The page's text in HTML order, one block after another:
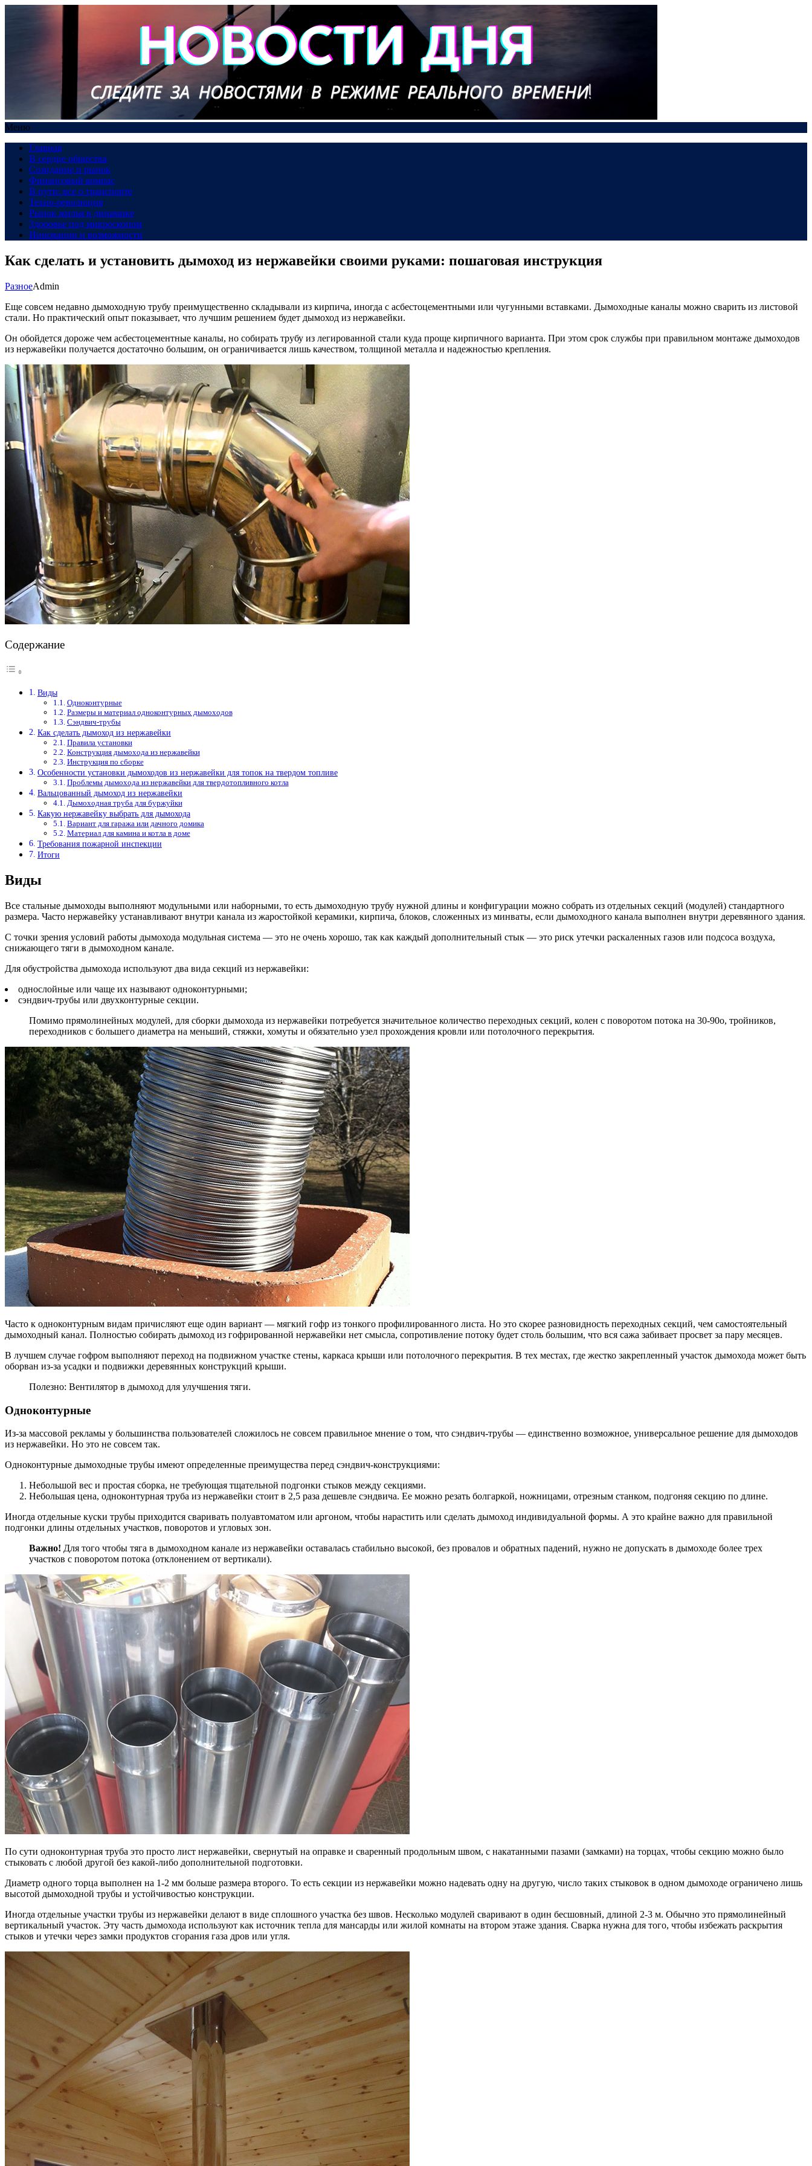
Меню
Главная
В сердце общества
Созидание и рынок
Финансовый компас
В пути: все о транспорте
Техно-революция
Рынок жилья в динамике
Здоровье под микроскопом
Инновации и возможности
Как сделать и установить дымоход из нержавейки своими руками: пошаговая инструкция
РазноеAdmin
Еще совсем недавно дымоходную трубу преимущественно складывали из кирпича, иногда с асбестоцементными или чугунными вставками. Дымоходные каналы можно сварить из листовой
стали. Но практический опыт показывает, что лучшим решением будет дымоход из нержавейки.
Он обойдется дороже чем асбестоцементные каналы, но собирать трубу из легированной стали куда проще кирпичного варианта. При этом срок службы при правильном монтаже дымоходов
из нержавейки получается достаточно большим, он ограничивается лишь качеством, толщиной металла и надежностью крепления.
Содержание
Виды
Одноконтурные
Размеры и материал одноконтурных дымоходов
Сэндвич-трубы
Как сделать дымоход из нержавейки
Правила установки
Конструкция дымохода из нержавейки
Инструкция по сборке
Особенности установки дымоходов из нержавейки для топок на твердом топливе
Проблемы дымохода из нержавейки для твердотопливного котла
Вальцованный дымоход из нержавейки
Дымоходная труба для буржуйки
Какую нержавейку выбрать для дымохода
Вариант для гаража или дачного домика
Материал для камина и котла в доме
Требования пожарной инспекции
Итоги
Виды
Все стальные дымоходы выполняют модульными или наборными, то есть дымоходную трубу нужной длины и конфигурации можно собрать из отдельных секций (модулей) стандартного
размера. Часто нержавейку устанавливают внутри канала из жаростойкой керамики, кирпича, блоков, сложенных из минваты, если дымоходного канала выполнен внутри деревянного здания.
С точки зрения условий работы дымохода модульная система — это не очень хорошо, так как каждый дополнительный стык — это риск утечки раскаленных газов или подсоса воздуха,
снижающего тяги в дымоходном канале.
Для обустройства дымохода используют два вида секций из нержавейки:
однослойные или чаще их называют одноконтурными;
сэндвич-трубы или двухконтурные секции.
Помимо прямолинейных модулей, для сборки дымохода из нержавейки потребуется значительное количество переходных секций, колен с поворотом потока на 30-90о, тройников,
переходников с большего диаметра на меньший, стяжки, хомуты и обязательно узел прохождения кровли или потолочного перекрытия.
Часто к одноконтурным видам причисляют еще один вариант — мягкий гофр из тонкого профилированного листа. Но это скорее разновидность переходных секций, чем самостоятельный
дымоходный канал. Полностью собирать дымоход из гофрированной нержавейки нет смысла, сопротивление потоку будет столь большим, что вся сажа забивает просвет за пару месяцев.
В лучшем случае гофром выполняют переход на подвижном участке стены, каркаса крыши или потолочного перекрытия. В тех местах, где жестко закрепленный участок дымохода может быть
оборван из-за усадки и подвижки деревянных конструкций крыши.
Полезно: Вентилятор в дымоход для улучшения тяги.
Одноконтурные
Из-за массовой рекламы у большинства пользователей сложилось не совсем правильное мнение о том, что сэндвич-трубы — единственно возможное, универсальное решение для дымоходов
из нержавейки. Но это не совсем так.
Одноконтурные дымоходные трубы имеют определенные преимущества перед сэндвич-конструкциями:
Небольшой вес и простая сборка, не требующая тщательной подгонки стыков между секциями.
Небольшая цена, одноконтурная труба из нержавейки стоит в 2,5 раза дешевле сэндвича. Ее можно резать болгаркой, ножницами, отрезным станком, подгоняя секцию по длине.
Иногда отдельные куски трубы приходится сваривать полуавтоматом или аргоном, чтобы нарастить или сделать дымоход индивидуальной формы. А это крайне важно для правильной
подгонки длины отдельных участков, поворотов и угловых зон.
Важно! Для того чтобы тяга в дымоходном канале из нержавейки оставалась стабильно высокой, без провалов и обратных падений, нужно не допускать в дымоходе более трех
участков с поворотом потока (отклонением от вертикали).
По сути одноконтурная труба это просто лист нержавейки, свернутый на оправке и сваренный продольным швом, с накатанными пазами (замками) на торцах, чтобы секцию можно было
стыковать с любой другой без какой-либо дополнительной подготовки.
Диаметр одного торца выполнен на 1-2 мм больше размера второго. То есть секции из нержавейки можно надевать одну на другую, число таких стыковок в одном дымоходе ограничено лишь
высотой дымоходной трубы и устойчивостью конструкции.
Иногда отдельные участки трубы из нержавейки делают в виде сплошного участка без швов. Несколько модулей сваривают в один бесшовный, длиной 2-3 м. Обычно это прямолинейный
вертикальный участок. Эту часть дымохода используют как источник тепла для мансарды или жилой комнаты на втором этаже здания. Сварка нужна для того, чтобы избежать раскрытия
стыков и утечки через замки продуктов сгорания газа дров или угля.